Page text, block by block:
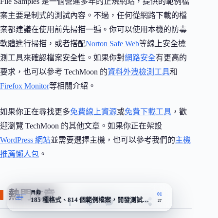
案主要是制式的測試內容。不過，任何從網路下載的檔
案都建議在使用前先掃描一遍。你可以使用本機的防毒
軟體進行掃描，或者搭配Norton Safe Web等線上安全檢
測工具來確認檔案安全性。如果你對網路安全有更高的
要求，也可以參考 TechMoon 的資料外洩檢測工具和
Firefox Monitor等相關介紹。
如果你正在尋找更多免費線上資源或免費下載工具 ，歡
迎瀏覽 TechMoon 的其他文章。如果你正在架設
WordPress 網站並需要選擇主機，也可以參考我們的主機
推薦懶人包 。
熱門文章
目錄
185 種格式、814 個範例檔案，開發測試隨手就能抓
01
27